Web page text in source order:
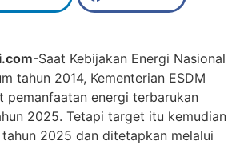
-Saat Kebijakan Energi Nasional
tahun 2014, Kementerian ESDM
pemanfaatan energi terbarukan
2025. Tetapi target itu kemudian
2025 dan ditetapkan melalui